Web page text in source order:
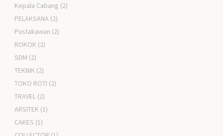
Kepala Cabang (2)
PELAKSANA (2)
Pustakawan (2)
ROKOK (2)
SDM (2)
TEKNIK (2)
TOKO ROTI (2)
TRAVEL (2)
ARSITEK (1)
CAKES (1)